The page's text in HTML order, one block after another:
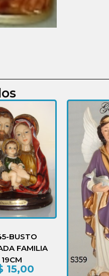
BUSTO
FAMILIA
19CM
15,00